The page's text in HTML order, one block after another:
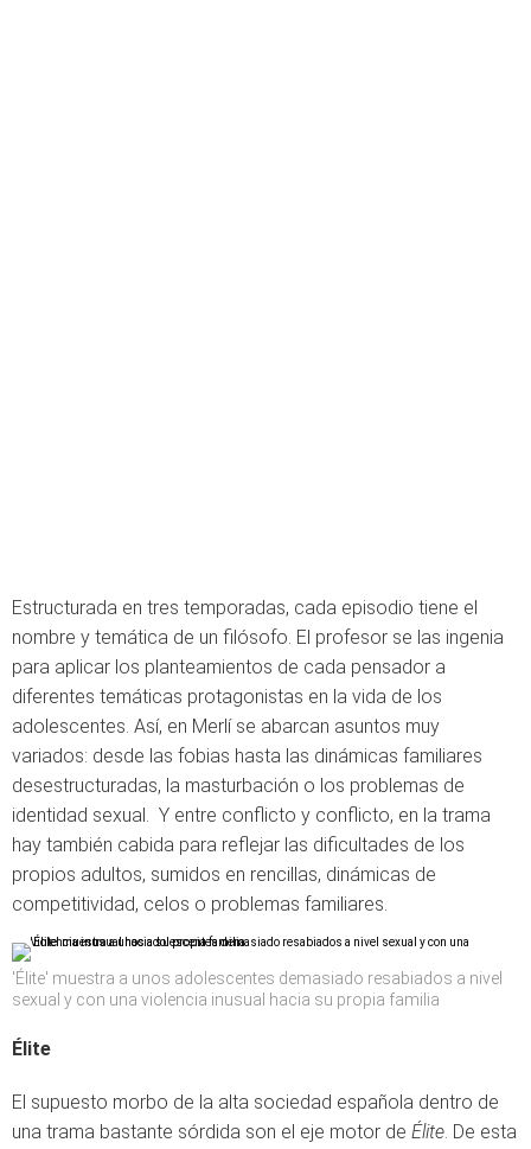
Estructurada en tres temporadas, cada episodio tiene el
nombre y temática de un filósofo. El profesor se las ingenia
para aplicar los planteamientos de cada pensador a
diferentes temáticas protagonistas en la vida de los
adolescentes. Así, en Merlí se abarcan asuntos muy
variados: desde las fobias hasta las dinámicas familiares
desestructuradas, la masturbación o los problemas de
identidad sexual. Y entre conflicto y conflicto, en la trama
hay también cabida para reflejar las dificultades de los
propios adultos, sumidos en rencillas, dinámicas de
competitividad, celos o problemas familiares.
'Élite' muestra a unos adolescentes demasiado resabiados a nivel
sexual y con una violencia inusual hacia su propia familia
Élite
El supuesto morbo de la alta sociedad española dentro de
una trama bastante sórdida son el eje motor de Élite. De esta